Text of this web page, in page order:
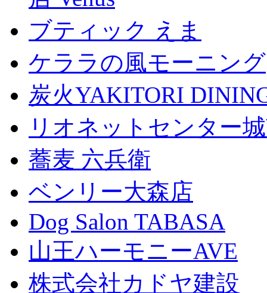
ブティック えま
ケララの風モーニング
炭火YAKITORI
リオネットセンター
蕎麦 六兵衛
ベンリー大森店
Dog Salon TABASA
山王ハーモニーAVE
株式会社カドヤ建設